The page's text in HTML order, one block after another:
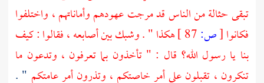
تبقى حثالة من الناس قد مرجت عهودهم وأماناتهم ، واختلفوا
فكانوا[ص:
هكذا " . وشبك بين أصابعه ، فقالوا : كيف
بنا يا رسول الله؟ قال : " تأخذون بما تعرفون ، وتدعون ما
تنكرون ، تقبلون على أمر خاصتكم ، وتذرون أمر عامتكم " .